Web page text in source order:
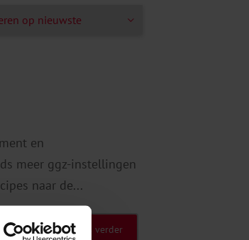
en
meer ggz-instellingen
naar de...
Lees verder